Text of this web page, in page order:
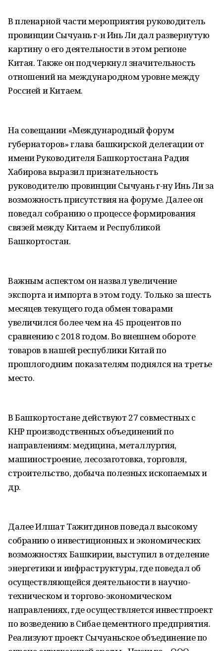
В пленарной части мероприятия руководитель
провинции Сычуань г-н Инь Ли дал развернутую
картину о его деятельности в этом регионе
Китая. Также он подчеркнул значительность
отношений на международном уровне между
Россией и Китаем.
На совещании «Международный форум
губернаторов» глава башкирской делегации от
имени Руководителя Башкортостана Радия
Хабирова выразил признательность
руководителю провинции Сычуань г-ну Инь Ли за
возможность присутствия на форуме. Далее он
поведал собранию о процессе формирования
связей между Китаем и Республикой
Башкортостан.
Важным аспектом он назвал увеличение
экспорта и импорта в этом году. Только за шесть
месяцев текущего года обмен товарами
увеличился более чем на 45 процентов по
сравнению с 2018 годом. Во внешнем обороте
товаров в нашей республики Китай по
прошлогодним показателям поднялся на третье
место.
В Башкортостане действуют 27 совместных с
КНР производственных объединений по
направлениям: медицина, металлургия,
машиностроение, лесозаготовка, торговля,
строительство, добыча полезных ископаемых и
др.
Далее Илшат Тажитдинов поведал высокому
собранию о инвестиционных и экономических
возможностях Башкирии, выступил в отделение
энергетики и инфраструктуры, где поведал об
осуществляющейся деятельности в научно-
техническом и торгово-экономическом
направлениях, где осуществляется инвестпроект
по возведению в Сибае цементного предприятия.
Реализуют проект Сычуаньское объединение по